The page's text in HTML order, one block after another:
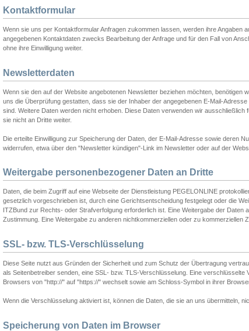
Kontaktformular
Wenn sie uns per Kontaktformular Anfragen zukommen lassen, werden ihre Angaben
angegebenen Kontaktdaten zwecks Bearbeitung der Anfrage und für den Fall von
ohne ihre Einwilligung weiter.
Newsletterdaten
Wenn sie den auf der Website angebotenen Newsletter beziehen möchten, benötigen
uns die Überprüfung gestatten, dass sie der Inhaber der angegebenen E-Mail-
sind. Weitere Daten werden nicht erhoben. Diese Daten verwenden wir
sie nicht an Dritte weiter.
Die erteilte Einwilligung zur Speicherung der Daten, der E-Mail-Adresse sowie deren
widerrufen, etwa über den "Newsletter kündigen"-Link im Newsletter oder auf der
Weitergabe personenbezogener Daten an Dritte
Daten, die beim Zugriff auf eine Webseite der Dienstleistung PEGELONLINE
gesetzlich vorgeschrieben ist, durch eine Gerichtsentscheidung festgelegt oder die
ITZBund zur Rechts- oder Strafverfolgung erforderlich ist. Eine Weitergabe der
Zustimmung. Eine Weitergabe zu anderen nichtkommerziellen oder zu kommerziellen
SSL- bzw. TLS-Verschlüsselung
Diese Seite nutzt aus Gründen der Sicherheit und zum Schutz der Übertragung
als Seitenbetreiber senden, eine SSL- bzw. TLS-Verschlüsselung. Eine
Browsers von "http://" auf "https://" wechselt sowie am Schloss-Symbol in ihrer
Wenn die Verschlüsselung aktiviert ist, können die Daten, die sie an uns übermitteln,
Speicherung von Daten im Browser